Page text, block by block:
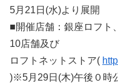
5月21日(水)より展開
■開催店舗：銀座ロフト
10店舗及び
ロフトネットストア(
)※5月29日(木)午後０時